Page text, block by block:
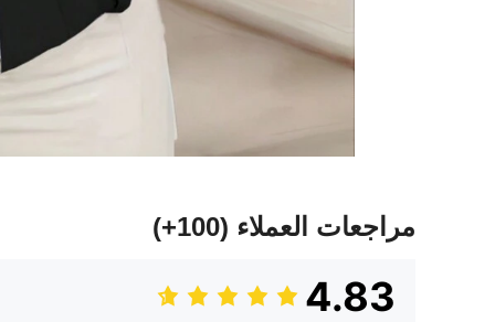
مراجعات العملاء (100+)
4.83